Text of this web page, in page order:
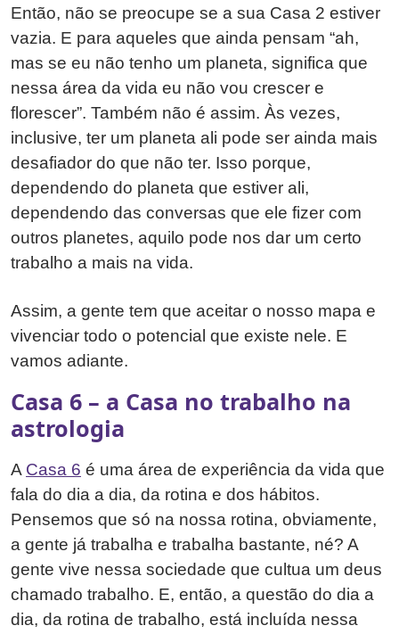
Então, não se preocupe se a sua Casa 2 estiver
vazia. E para aqueles que ainda pensam “ah,
mas se eu não tenho um planeta, significa que
nessa área da vida eu não vou crescer e
florescer”. Também não é assim. Às vezes,
inclusive, ter um planeta ali pode ser ainda mais
desafiador do que não ter. Isso porque,
dependendo do planeta que estiver ali,
dependendo das conversas que ele fizer com
outros planetes, aquilo pode nos dar um certo
trabalho a mais na vida.
Assim, a gente tem que aceitar o nosso mapa e
vivenciar todo o potencial que existe nele. E
vamos adiante.
Casa 6 – a Casa no trabalho na
astrologia
A Casa 6 é uma área de experiência da vida que
fala do dia a dia, da rotina e dos hábitos.
Pensemos que só na nossa rotina, obviamente,
a gente já trabalha e trabalha bastante, né? A
gente vive nessa sociedade que cultua um deus
chamado trabalho. E, então, a questão do dia a
dia, da rotina de trabalho, está incluída nessa